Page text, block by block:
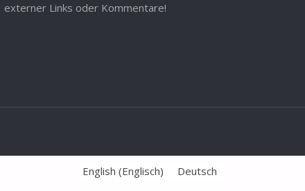
externer Links oder Kommentare!
English (Englisch) Deutsch